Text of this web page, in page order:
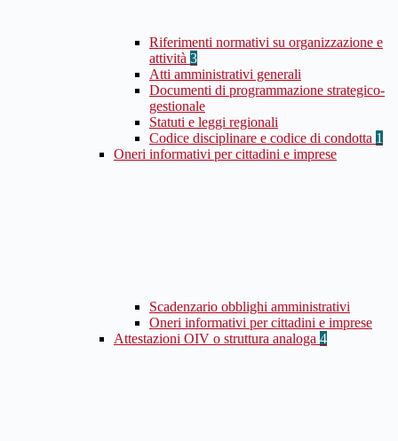
Riferimenti normativi su organizzazione e
attività 3
Atti amministrativi generali
Documenti di programmazione strategico-
gestionale
Statuti e leggi regionali
Codice disciplinare e codice di condotta 1
Oneri informativi per cittadini e imprese
Scadenzario obblighi amministrativi
Oneri informativi per cittadini e imprese
Attestazioni OIV o struttura analoga 4